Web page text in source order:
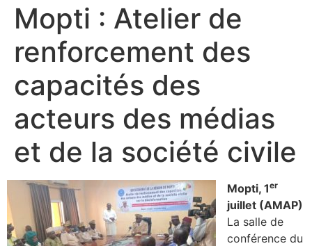
Mopti : Atelier de
renforcement des
capacités des
acteurs des médias
et de la société civile
Mopti, 1er
juillet (AMAP)
La salle de
conférence du